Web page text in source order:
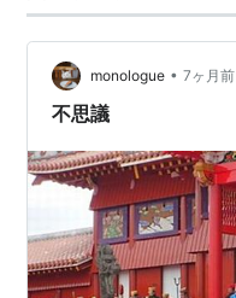
monologue • 7ヶ月前
不思議